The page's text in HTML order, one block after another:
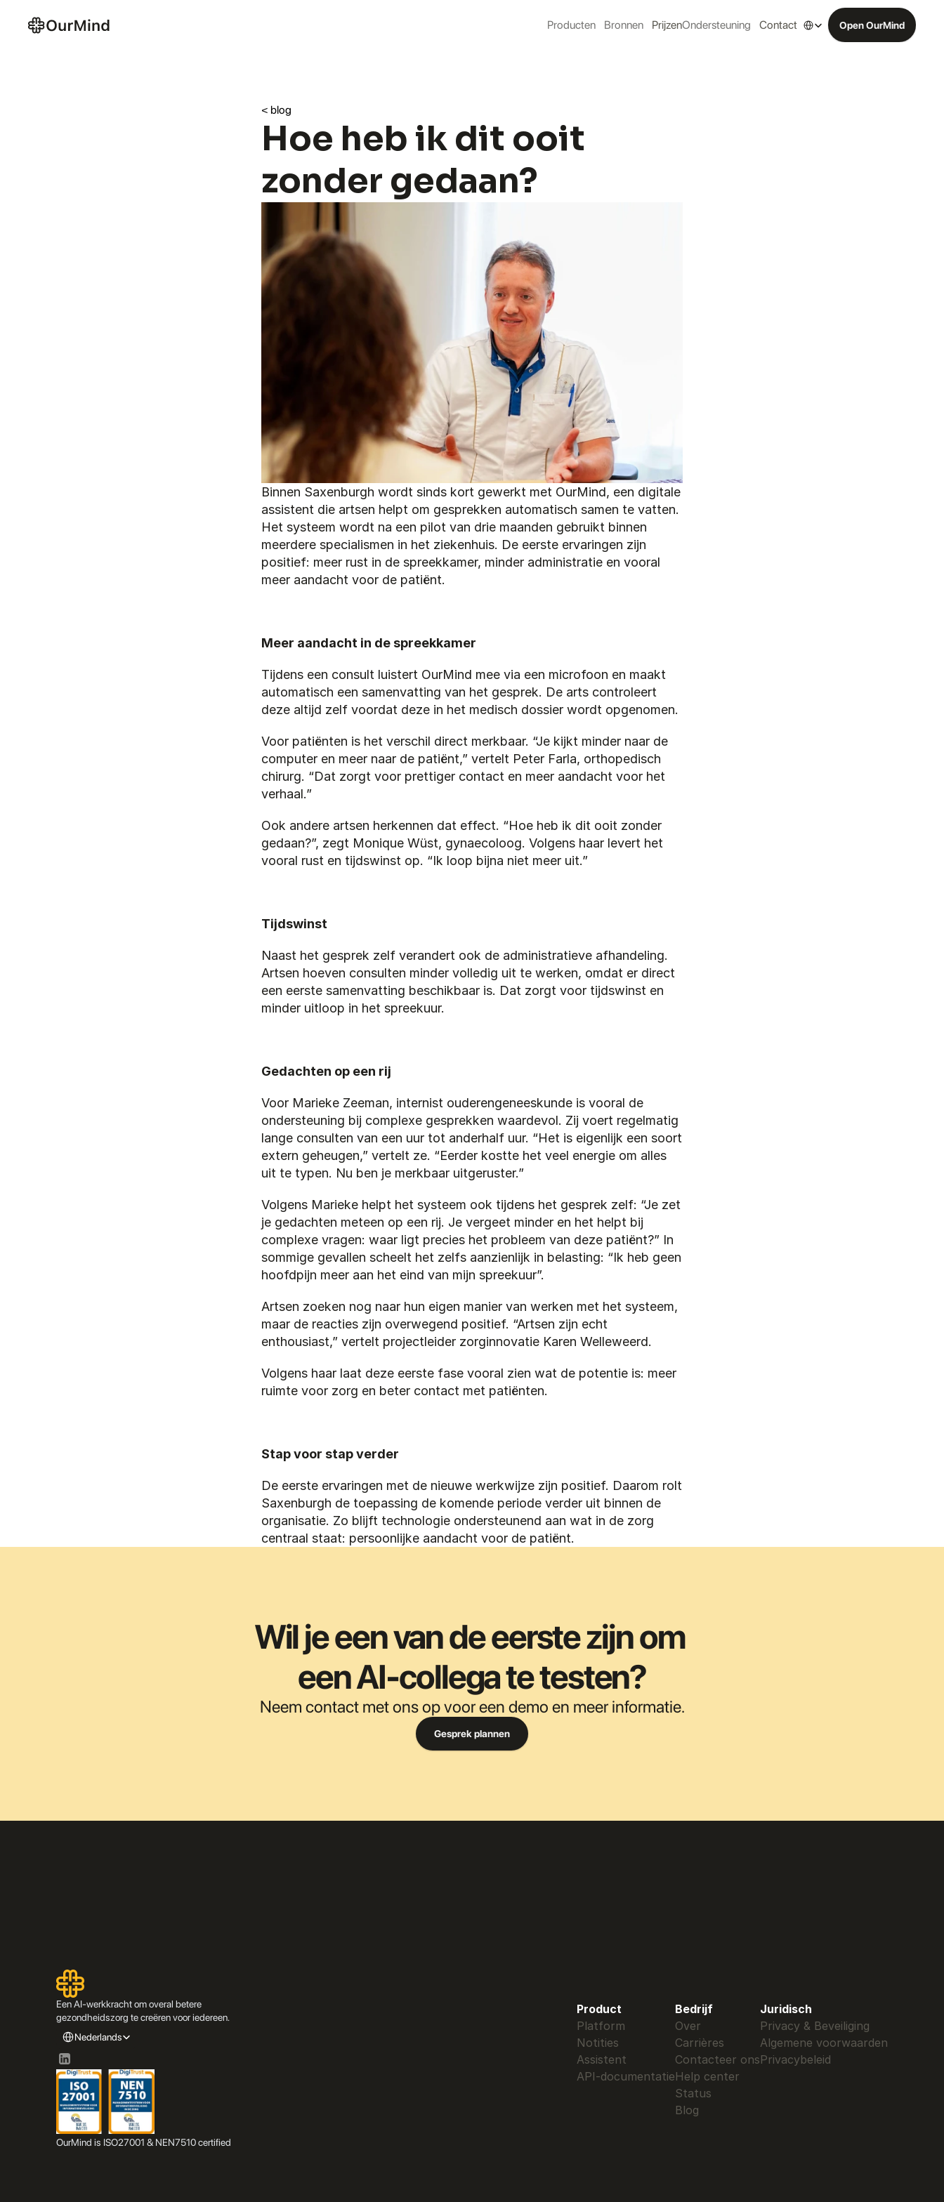
< blog
Hoe heb ik dit ooit
zonder gedaan?
Binnen Saxenburgh wordt sinds kort gewerkt met OurMind, een digitale
assistent die artsen helpt om gesprekken automatisch samen te vatten.
Het systeem wordt na een pilot van drie maanden gebruikt binnen
meerdere specialismen in het ziekenhuis. De eerste ervaringen zijn
positief: meer rust in de spreekkamer, minder administratie en vooral
meer aandacht voor de patiënt.
Meer aandacht in de spreekkamer
Tijdens een consult luistert OurMind mee via een microfoon en maakt
automatisch een samenvatting van het gesprek. De arts controleert
deze altijd zelf voordat deze in het medisch dossier wordt opgenomen.
Voor patiënten is het verschil direct merkbaar. “Je kijkt minder naar de
computer en meer naar de patiënt,” vertelt Peter Farla, orthopedisch
chirurg. “Dat zorgt voor prettiger contact en meer aandacht voor het
verhaal.”
Ook andere artsen herkennen dat effect. “Hoe heb ik dit ooit zonder
gedaan?”, zegt Monique Wüst, gynaecoloog. Volgens haar levert het
vooral rust en tijdswinst op. “Ik loop bijna niet meer uit.”
Tijdswinst
Naast het gesprek zelf verandert ook de administratieve afhandeling.
Artsen hoeven consulten minder volledig uit te werken, omdat er direct
een eerste samenvatting beschikbaar is. Dat zorgt voor tijdswinst en
minder uitloop in het spreekuur.
Gedachten op een rij
Voor Marieke Zeeman, internist ouderengeneeskunde is vooral de
ondersteuning bij complexe gesprekken waardevol. Zij voert regelmatig
lange consulten van een uur tot anderhalf uur. “Het is eigenlijk een soort
extern geheugen,” vertelt ze. “Eerder kostte het veel energie om alles
uit te typen. Nu ben je merkbaar uitgeruster.”
Volgens Marieke helpt het systeem ook tijdens het gesprek zelf: “Je zet
je gedachten meteen op een rij. Je vergeet minder en het helpt bij
complexe vragen: waar ligt precies het probleem van deze patiënt?” In
sommige gevallen scheelt het zelfs aanzienlijk in belasting: “Ik heb geen
hoofdpijn meer aan het eind van mijn spreekuur”.
Artsen zoeken nog naar hun eigen manier van werken met het systeem,
maar de reacties zijn overwegend positief. “Artsen zijn echt
enthousiast,” vertelt projectleider zorginnovatie Karen Welleweerd.
Volgens haar laat deze eerste fase vooral zien wat de potentie is: meer
ruimte voor zorg en beter contact met patiënten.
Stap voor stap verder
De eerste ervaringen met de nieuwe werkwijze zijn positief. Daarom rolt
Saxenburgh de toepassing de komende periode verder uit binnen de
organisatie. Zo blijft technologie ondersteunend aan wat in de zorg
centraal staat: persoonlijke aandacht voor de patiënt.
Wil je een van de eerste zijn om
een AI-collega te testen?
Neem contact met ons op voor een demo en meer informatie.
Gesprek plannen
Een AI-werkkracht om overal betere
gezondheidszorg te creëren voor iedereen.
Nederlands
OurMind is ISO27001 & NEN7510 certified
Product
Platform
Notities
Assistent
API-documentatie
Bedrijf
Over
Carrières
Contacteer ons
Help center
Status
Blog
Juridisch
Privacy & Beveiliging
Algemene voorwaarden
Privacybeleid
Producten Bronnen PrijzenOndersteuning Contact Select Language
Open OurMind